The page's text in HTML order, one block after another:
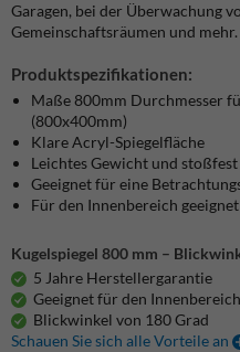
Garagen, bei der Überwachung
Gemeinschaftsräumen und mehr.
Produktspezifikationen:
Maße 800mm Durchmesser
(800x400mm)
Klare Acryl-Spiegelfläche
Leichtes Gewicht und stoßfest
Geeignet für eine
Für den Innenbereich geeignet
Kugelspiegel 800 mm –
5 Jahre Herstellergarantie
Geeignet für den Innenbereich
Blickwinkel von 180 Grad
Schauen Sie sich alle Vorteile an